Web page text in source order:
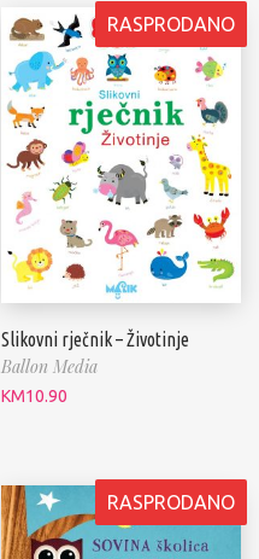
RASPRODANO
Slikovni rječnik – Životinje
Ballon Media
KM10.90
RASPRODANO